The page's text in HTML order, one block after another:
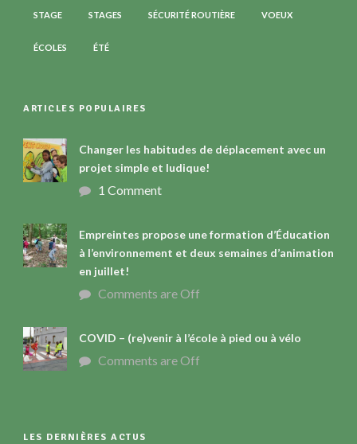
STAGE STAGES SÉCURITÉ ROUTIÈRE VOEUX
ÉCOLES ÉTÉ
ARTICLES POPULAIRES
Changer les habitudes de déplacement avec un
projet simple et ludique!
1 Comment
Empreintes propose une formation d’Éducation
à l’environnement et deux semaines d’animation
en juillet!
Comments are Off
COVID – (re)venir à l’école à pied ou à vélo
Comments are Off
LES DERNIÈRES ACTUS